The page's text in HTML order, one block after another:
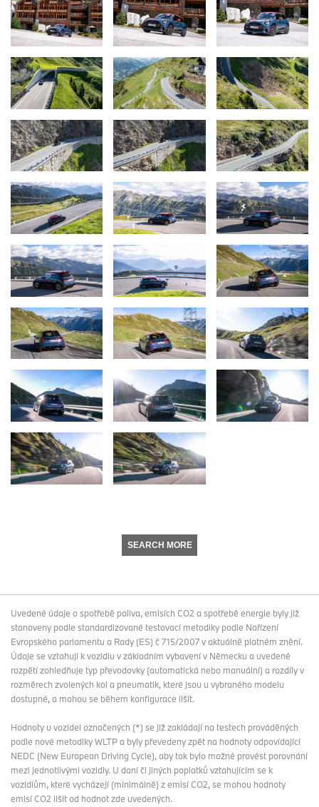
SEARCH MORE
Uvedené údaje o spotřebě paliva, emisích CO2 a spotřebě energie byly již
stanoveny podle standardizované testovací metodiky podle Nařízení
Evropského parlamentu a Rady (ES) č 715/2007 v aktuálně platném znění.
Údaje se vztahují k vozidlu v základním vybavení v Německu a uvedené
rozpětí zohledňuje typ převodovky (automatická nebo manuální) a rozdíly v
rozměrech zvolených kol a pneumatik, které jsou u vybraného modelu
dostupné, a mohou se během konfigurace lišit.
Hodnoty u vozidel označených (*) se již zakládají na testech prováděných
podle nové metodiky WLTP a byly převedeny zpět na hodnoty odpovídající
NEDC (New European Driving Cycle), aby tak bylo možné provést porovnání
mezi jednotlivými vozidly. U daní či jiných poplatků vztahujícím se k
vozidlům, které vycházejí (minimálně) z emisí CO2, se mohou hodnoty
emisí CO2 lišit od hodnot zde uvedených.